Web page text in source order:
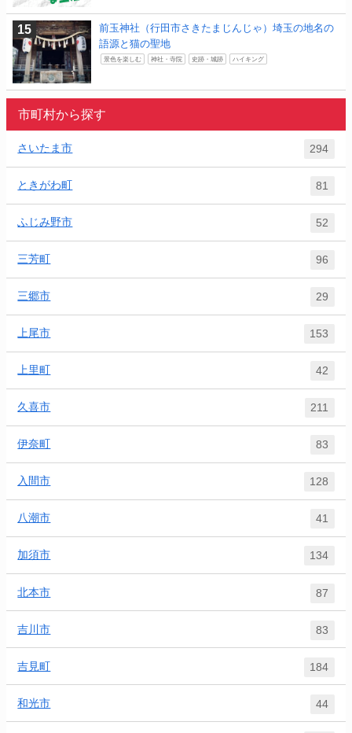
前玉神社（行田市さきたまじんじゃ）埼玉の地名の
語源と猫の聖地
景色を楽しむ 神社・寺院 史跡・城跡 ハイキング
市町村から探す
さいたま市 294
ときがわ町 81
ふじみ野市 52
三芳町 96
三郷市 29
上尾市 153
上里町 42
久喜市 211
伊奈町 83
入間市 128
八潮市 41
加須市 134
北本市 87
吉川市 83
吉見町 184
和光市 44